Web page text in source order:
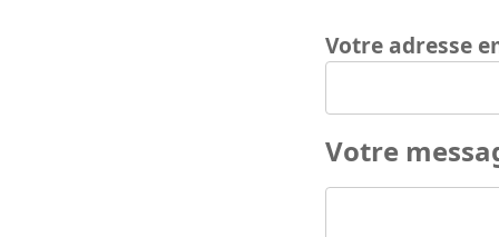
Votre adresse
Votre